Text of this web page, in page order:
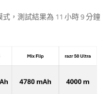
，測試結果為 11 小時 9 分鐘